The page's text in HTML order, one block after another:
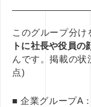
このグループ分け
トに社長や役員の
んです。掲載の
点)
■ 企業グループA：